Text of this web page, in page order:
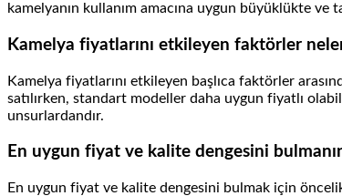
kamelyanın kullanım amacına uygun büyüklükte ve
Kamelya fiyatlarını etkileyen faktörler
Kamelya fiyatlarını etkileyen başlıca faktörler
satılırken, standart modeller daha uygun fiyatlı
unsurlardandır.
En uygun fiyat ve kalite dengesini
En uygun fiyat ve kalite dengesini bulmak için